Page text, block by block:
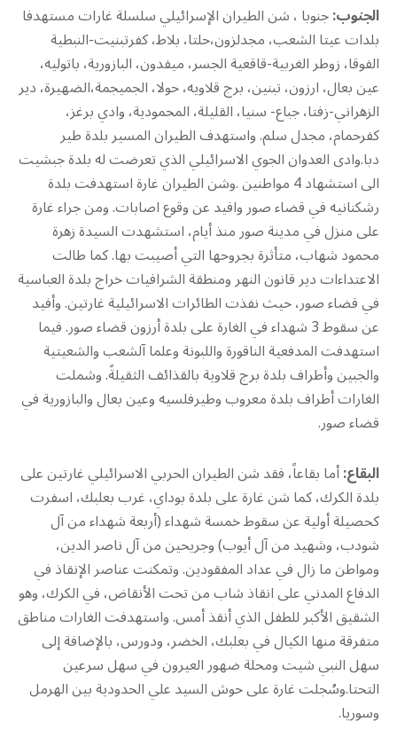
الجنوب:جنوبا ، شن الطيران الإسرائيلي سلسلة غارات مستهدفا
بلدات عيتا الشعب، مجدلزون،حلتا، بلاط، كفرتبنيت-النبطية
الفوقا، زوطر الغربية-قاقعية الجسر، ميفدون، البازورية، باتوليه،
عين بعال، ارزون، تبنين، برج قلاويه، حولا، الجميجمة،الضهيرة، دير
الزهراني-زفتا، جباع- سنيا، القليلة، المحمودية، وادي برغز،
كفرحمام، مجدل سلم. واستهدف الطيران المسير بلدة طير
دبا.وادى العدوان الجوي الاسرائيلي الذي تعرضت له بلدة جبشيت
الى استشهاد 4 مواطنين .وشن الطيران غارة استهدفت بلدة
رشكنانيه في قضاء صور وافيد عن وقوع اصابات. ومن جراء غارة
على منزل في مدينة صور منذ أيام، استشهدت السيدة زهرة
محمود شهاب، متأثرة بجروحها التي أصيبت بها. كما طالت
الاعتداءات دير قانون النهر ومنطقة الشرافيات خراج بلدة العباسية
في قضاء صور، حيث نفذت الطائرات الاسرائيلية غارتين. وأفيد
عن سقوط 3 شهداء في الغارة على بلدة أرزون قضاء صور. فيما
استهدفت المدفعية الناقورة واللبونة وعلما آلشعب والشعيتية
والجبين وأطراف بلدة برج قلاوية بالقذائف الثقيلةً. وشملت
الغارات أطراف بلدة معروب وطيرفلسيه وعين بعال والبازورية في
قضاء صور.
البقاع:أما بقاعاً، فقد شن الطيران الحربي الاسرائيلي غارتين على
بلدة الكرك، كما شن غارة على بلدة بوداي، غرب بعلبك، اسفرت
كحصيلة أولية عن سقوط خمسة شهداء (أربعة شهداء من آل
شودب، وشهيد من آل أيوب) وجريحين من آل ناصر الدين،
ومواطن ما زال في عداد المفقودين. وتمكنت عناصر الإنقاذ في
الدفاع المدني على انقاذ شاب من تحت الأنقاض، في الكرك، وهو
الشقيق الأكبر للطفل الذي أنقذ أمس. واستهدفت الغارات مناطق
متفرقة منها الكيال في بعلبك، الخضر، ودورس، بالإضافة إلى
سهل النبي شيت ومحلة ضهور العيرون في سهل سرعين
التحتا.وسُجلت غارة على حوش السيد علي الحدودية بين الهرمل
وسوريا.